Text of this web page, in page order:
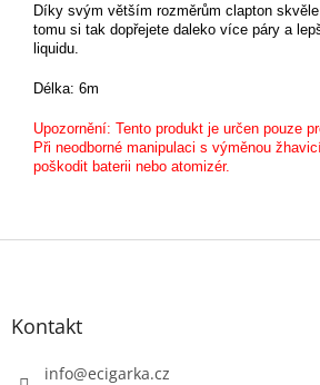
Díky svým větším rozměrům clapton
tomu si tak dopřejete daleko více páry a
liquidu.
Délka: 6m
Upozornění: Tento produkt je určen pouze
Při neodborné manipulaci s výměnou
poškodit baterii nebo atomizér.
Kontakt
info@ecigarka.cz